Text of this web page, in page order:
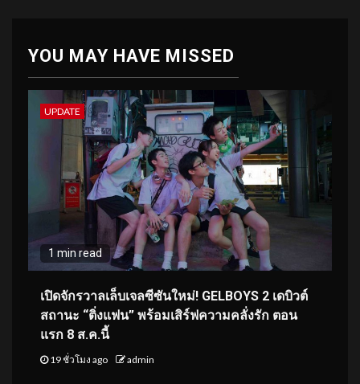
YOU MAY HAVE MISSED
UPDATE
1 min read
เปิดจักรวาลเล็บเจลซีซันใหม่! GELBOYS 2 เดบิวต์
สถานะ “ติ่งแฟน” พร้อมเสิร์ฟความคลั่งรัก ตอน
แรก 8 ส.ค.นี้
19 ชั่วโมง ago admin